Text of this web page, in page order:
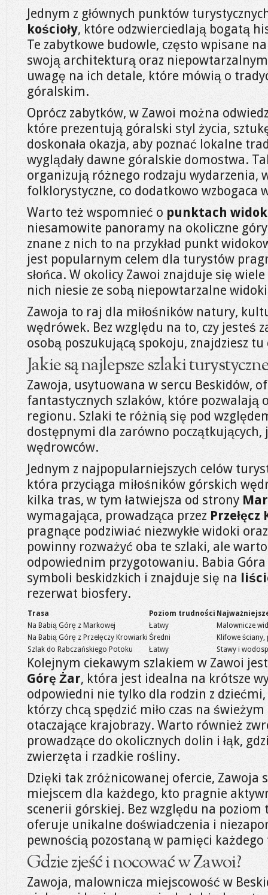
Jednym z głównych punktów
kościoły, które odzwierciedlają bogatą
Te zabytkowe budowle, często wpisane
swoją architekturą oraz
uwagę na ich detale, które mówią o
góralskim.
Oprócz zabytków, w Zawoi można
które prezentują góralski styl życia,
doskonała okazja, aby poznać lokalne
wyglądały dawne góralskie domostwa.
organizują różnego rodzaju wydarzenia,
folklorystyczne, co dodatkowo wzbogaca
Warto też wspomnieć o punktach
niesamowite panoramy na okoliczne
znane z nich to na przykład punkt
jest popularnym celem dla turystów
słońca. W okolicy Zawoi znajduje się
nich niesie ze sobą niepowtarzalne
Zawoja to raj dla miłośników natury,
wędrówek. Bez względu na to, czy jesteś
osobą poszukującą spokoju, znajdziesz tu
Jakie są najlepsze szlaki
Zawoja, usytuowana w sercu Beskidów,
fantastycznych szlaków, które pozwalają
regionu. Szlaki te różnią się pod
dostępnymi dla zarówno początkujących,
wędrowców.
Jednym z najpopularniejszych celów
która przyciąga miłośników górskich
kilka tras, w tym łatwiejsza od strony
wymagająca, prowadząca przez
pragnące podziwiać niezwykłe widoki
powinny rozważyć oba te szlaki, ale
odpowiednim przygotowaniu. Babia
symboli beskidzkich i znajduje się na
rezerwat biosfery.
Trasa Poziom trudności
Na Babią Górę z Markowej
Łatwy
Malownicze
Na Babią Górę z Przełęczy Krowiarki Średni
Klifowe
Szlak do Rabczańskiego Potoku
Łatwy Stawy i
Kolejnym ciekawym szlakiem w Zawoi
Górę Żar, która jest idealna na krótsze
odpowiedni nie tylko dla rodzin z
którzy chcą spędzić miło czas na
otaczające krajobrazy. Warto również
prowadzące do okolicznych dolin i łąk,
zwierzęta i rzadkie rośliny.
Dzięki tak zróżnicowanej ofercie, Zawoja
miejscem dla każdego, kto pragnie
scenerii górskiej. Bez względu na poziom
oferuje unikalne doświadczenia i
pewnością pozostaną w pamięci
Gdzie zjeść i nocować w Zawoi?
Zawoja, malownicza miejscowość w